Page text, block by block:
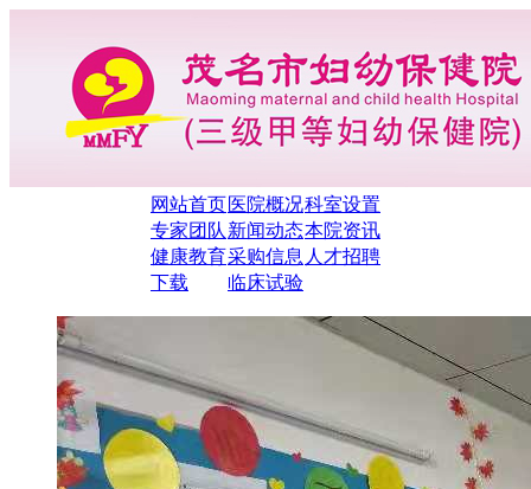
网站首页医院概况科室设置
专家团队 新闻动态本院资讯
健康教育采购信息 人才招聘
下载
临床试验